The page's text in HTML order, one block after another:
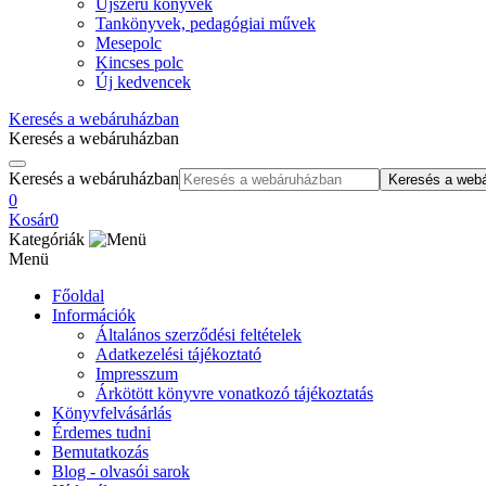
Újszerű könyvek
Tankönyvek, pedagógiai művek
Mesepolc
Kincses polc
Új kedvencek
Keresés a webáruházban
Keresés a webáruházban
Keresés a webáruházban Keresés a
0
Kosár0
Kategóriák
Menü
Főoldal
Információk
Általános szerződési feltételek
Adatkezelési tájékoztató
Impresszum
Árkötött könyvre vonatkozó tájékoztatás
Könyvfelvásárlás
Érdemes tudni
Bemutatkozás
Blog - olvasói sarok